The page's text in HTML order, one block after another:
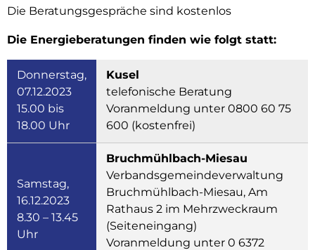
Die Beratungsgespräche sind kostenlos
Die Energieberatungen finden wie folgt statt:
Donnerstag,
07.12.2023
15.00 bis
18.00 Uhr
Kusel
telefonische Beratung
Voranmeldung unter 0800 60 75
600 (kostenfrei)
Samstag,
16.12.2023
8.30 – 13.45
Uhr
Bruchmühlbach-Miesau
Verbandsgemeindeverwaltung
Bruchmühlbach-Miesau, Am
Rathaus 2 im Mehrzweckraum
(Seiteneingang)
Voranmeldung unter 0 6372